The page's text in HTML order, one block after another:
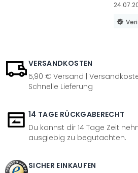
VERSANDKOSTEN
5,90 € Versand |
Schnelle Lieferung
14 TAGE RÜCKGABERECHT
Du kannst dir 14 Tage Zeit
ausgiebig zu begutachten.
SICHER EINKAUFEN